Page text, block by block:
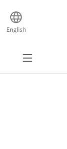
English